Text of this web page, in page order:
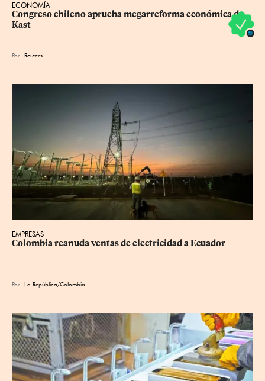
ECONOMÍA
Congreso chileno aprueba megarreforma económica de
Kast
Por Reuters
EMPRESAS
Colombia reanuda ventas de electricidad a Ecuador
Por La República/Colombia